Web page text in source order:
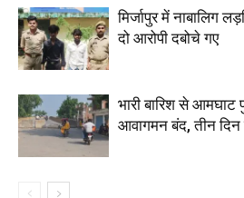
मिर्जापुर में नाबालिग
दो आरोपी दबोचे गए
भारी बारिश से आमघाट
आवागमन बंद, तीन दिन